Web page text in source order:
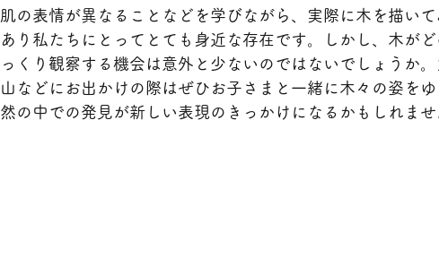
肌の表情が異なることなどを学びながら、実際に木を描い
あり私たちにとってとても身近な存在です。しかし、木が
っくり観察する機会は意外と少ないのではないでしょうか
山などにお出かけの際はぜひお子さまと一緒に木々の姿を
然の中での発見が新しい表現のきっかけになるかもしれませ